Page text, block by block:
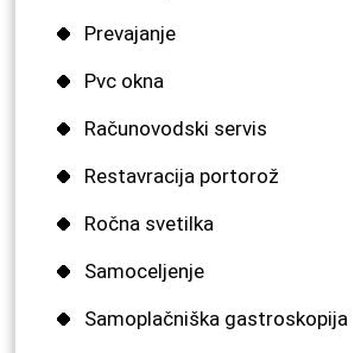
Prevajanje
Pvc okna
Računovodski servis
Restavracija portorož
Ročna svetilka
Samoceljenje
Samoplačniška gastroskopija